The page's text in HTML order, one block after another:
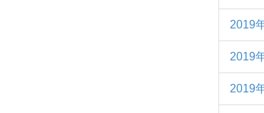
2019
2019
2019